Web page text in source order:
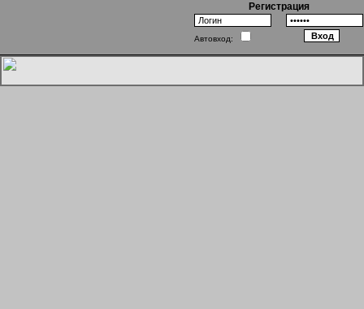
Регистрация
Автовход:
Хогвартс: Враги внутри стен